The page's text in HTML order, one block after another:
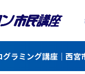
ラミング講座｜西